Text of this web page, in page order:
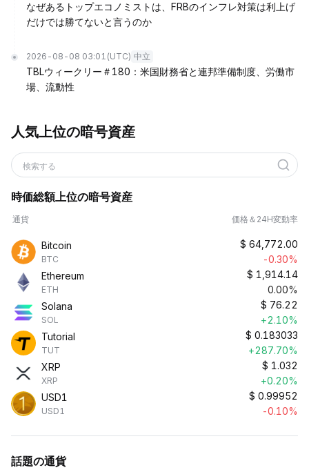
なぜあるトップエコノミストは、FRBのインフレ対策は利上げ
だけでは勝てないと言うのか
2026-08-08 03:01 (UTC) 中立
TBLウィークリー＃180：米国財務省と連邦準備制度、労働市
場、流動性
人気上位の暗号資産
検索する
時価総額上位の暗号資産
通貨 価格＆24H変動率
Bitcoin
BTC
$ 64,772.00
-0.30%
Ethereum
ETH
$ 1,914.14
0.00%
Solana
SOL
$ 76.22
+2.10%
Tutorial
TUT
$ 0.183033
+287.70%
XRP
XRP
$ 1.032
+0.20%
USD1
USD1
$ 0.99952
-0.10%
話題の通貨